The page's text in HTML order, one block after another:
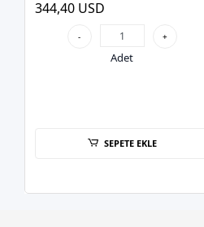
344,40 USD
- +
Adet
SEPETE EKLE